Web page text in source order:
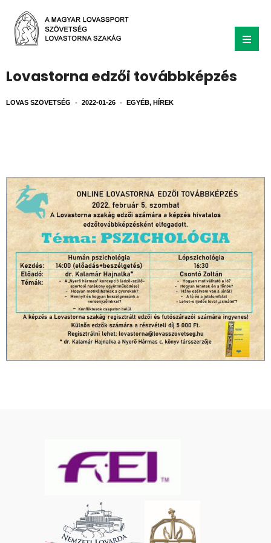
Lovastorna edzői továbbképzés
LOVAS SZÖVETSÉG • 2022-01-26 • EGYÉB, HÍREK